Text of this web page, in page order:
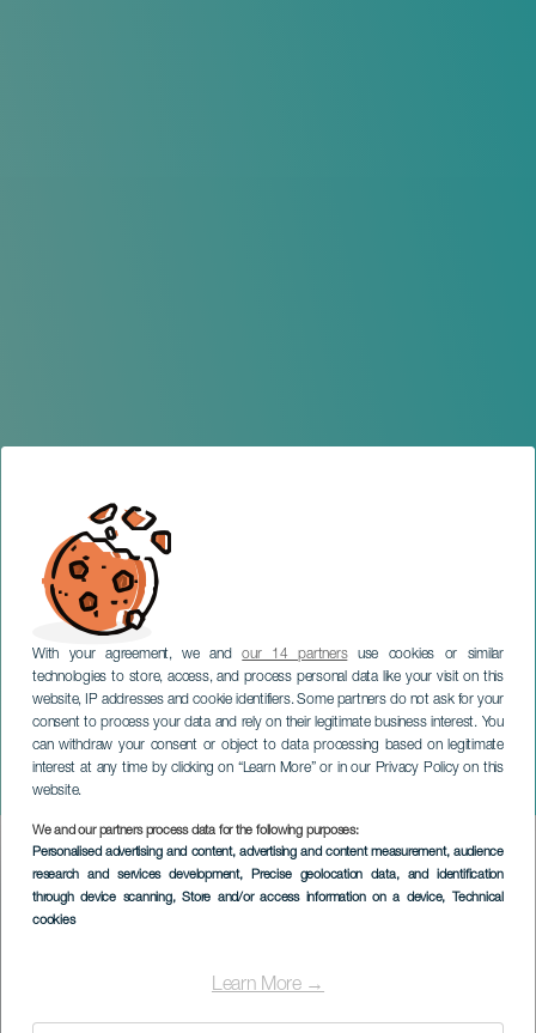
With your agreement, we andour 14 partnersuse cookies or similar
technologies to store, access, and process personal data like your visit on this
website, IP addresses and cookie identifiers. Some partners do not ask for your
consent to process your data and rely on their legitimate business interest. You
can withdraw your consent or object to data processing based on legitimate
interest at any time by clicking on “Learn More” or in our Privacy Policy on this
website.
We and our partners process data for the following purposes:
Personalised advertising and content, advertising and content measurement, audience
research and services development, Precise geolocation data, and identification
through device scanning, Store and/or access information on a device, Technical
cookies
Learn More →
Quatuor Fama : Ensemble
à vent
GRAN CANARIA
Imagen
Listado